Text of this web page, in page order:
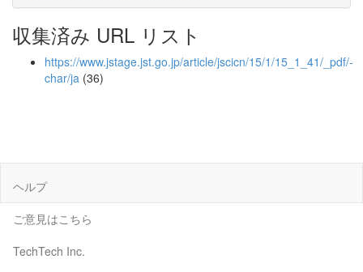
収集済み URL リスト
https://www.jstage.jst.go.jp/article/jscicn/15/1/15_1_41/_pdf/-
char/ja (36)
ヘルプ
ご意見はこちら
TechTech Inc.